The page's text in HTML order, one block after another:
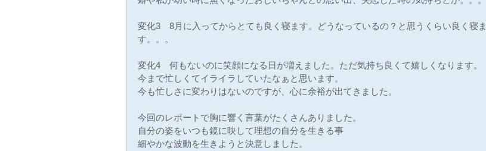
変化3　8月に入ってからとても良く寝ます。どうなっているの？と思うくらい良く寝ま
す。。。
変化4　何もないのに笑顔になる日が増えました。ただ気持ち良くて嬉しくなります。
今まで忙しくてイライラしていたなぁと思います。
今も忙しさに変わりはないのですが、心に余裕が出てきました。
今回のレポートで胸に響く言葉がたくさんありました。
自分の姿をいつも鏡に映して理想の自分を生きる事
細やかな波動を生きようと決意しました。